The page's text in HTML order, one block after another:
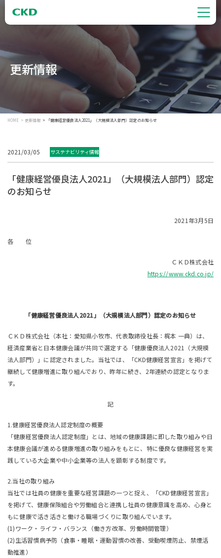
更新情報
HOME 更新情報 「健康経営優良法人2021」（大規模法人部門）認定のお知らせ
2021/03/05 サステナビリティ情報
「健康経営優良法人2021」（大規模法人部門）認定
のお知らせ
2021年3月5日
各 位
ＣＫＤ株式会社
https://www.ckd.co.jp/
「健康経営優良法人2021」（大規模法人部門）認定のお知らせ
ＣＫＤ株式会社（本社：愛知県小牧市、代表取締役社長：梶本 一典）は、
経済産業省と日本健康会議が共同で選定する「健康優良法人2021（大規模
法人部門）」に認定されました。当社では、「CKD健康経営宣言」を掲げて
継続して健康増進に取り組んでおり、昨年に続き、2年連続の認定となりま
す。
記
1.健康経営優良法人認定制度の概要
「健康経営優良法人認定制度」とは、地域の健康課題に即した取り組みや日
本健康会議が進める健康増進の取り組みをもとに、特に優良な健康経営を実
践している大企業や中小企業等の法人を顕彰する制度です。
2.当社の取り組み
当社では社員の健康を重要な経営課題の一つと捉え、「CKD健康経営宣言」
を掲げて、健康保険組合や労働組合と連携し社員の健康意識を高め、心身と
もに健康で活き活きと働ける職場づくりに取り組んでいます。
(1)ワーク・ライフ・バランス（働き方改革、労働時間管理）
(2)生活習慣病予防（食事・睡眠・運動習慣の改善、受動喫煙防止、禁煙活
動推進）